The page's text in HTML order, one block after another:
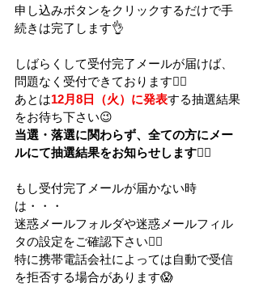
申し込みボタンをクリックするだけで手
続きは完了します👌
しばらくして受付完了メールが届けば、
問題なく受付できております🙆‍♂️
あとは12月8日（火）に発表する抽選結果
をお待ち下さい😉
当選・落選に関わらず、全ての方にメー
ルにて抽選結果をお知らせします🙇‍♂️
もし受付完了メールが届かない時
は・・・
迷惑メールフォルダや迷惑メールフィル
タの設定をご確認下さい🙋‍♀️
特に携帯電話会社によっては自動で受信
を拒否する場合があります😱